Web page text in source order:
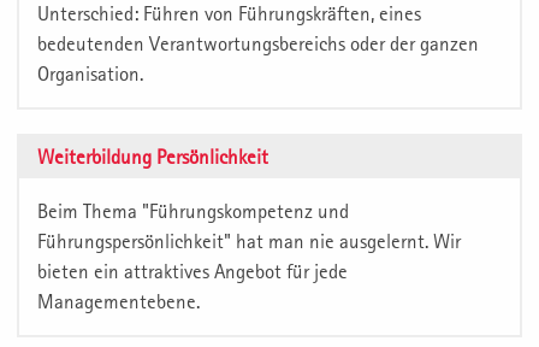
Unterschied: Führen von Führungskräften, eines
bedeutenden Verantwortungsbereichs oder der ganzen
Organisation.
Weiterbildung Persönlichkeit
Beim Thema "Führungskompetenz und
Führungspersönlichkeit" hat man nie ausgelernt. Wir
bieten ein attraktives Angebot für jede
Managementebene.